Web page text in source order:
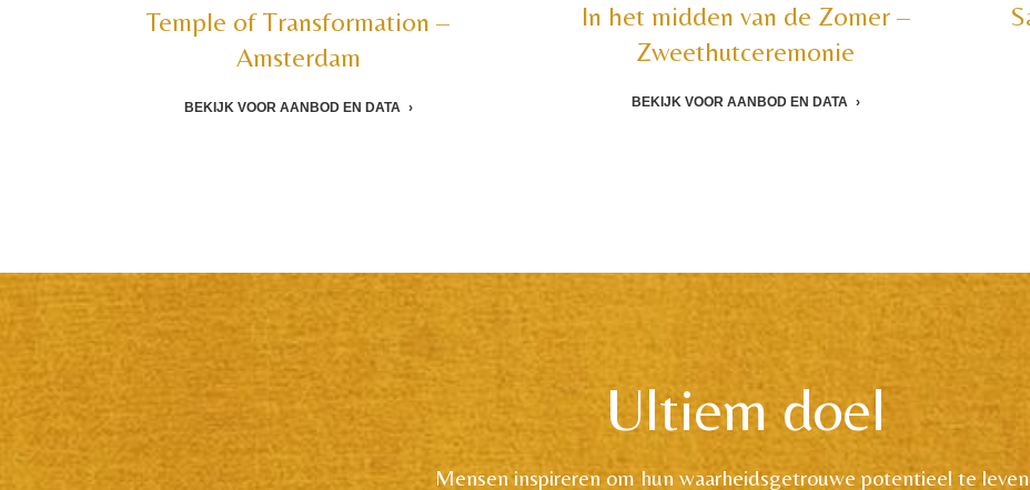
Temple of Transformation –
Amsterdam
BEKIJK VOOR AANBOD EN DATA
In het midden van de Zomer –
Zweethutceremonie
BEKIJK VOOR AANBOD EN DATA
Ultiem doel
Mensen inspireren om hun waarheidsgetrouwe potentieel te